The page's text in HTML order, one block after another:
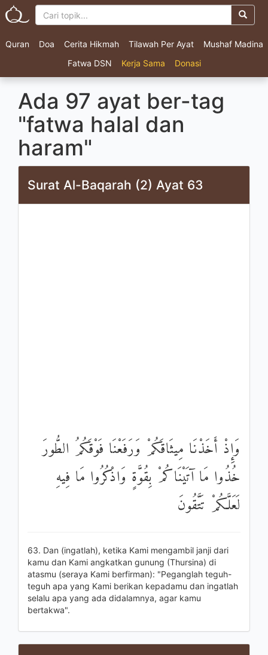
Quran Doa Cerita Hikmah Tilawah Per Ayat
Mushaf Madina
Fatwa DSN
Kerja Sama Donasi
Ada 97 ayat ber-tag
"fatwa halal dan
haram"
Surat Al-Baqarah (2) Ayat 63
وَإِذْ أَخَذْنَا مِيثَاقَكُمْ وَرَفَعْنَا فَوْقَكُمُ الطُّورَ
خُذُوا مَا آتَيْنَاكُمْ بِقُوَّةٍ وَاذْكُرُوا مَا فِيهِ
لَعَلَّكُمْ تَتَّقُونَ
63. Dan (ingatlah), ketika Kami mengambil janji dari
kamu dan Kami angkatkan gunung (Thursina) di
atasmu (seraya Kami berfirman): "Peganglah teguh-
teguh apa yang Kami berikan kepadamu dan ingatlah
selalu apa yang ada didalamnya, agar kamu
bertakwa".